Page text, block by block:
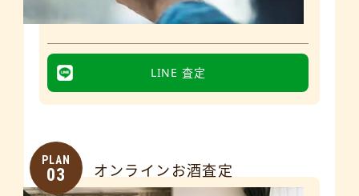
LINE 査定
PLAN
03 オンラインお酒査定